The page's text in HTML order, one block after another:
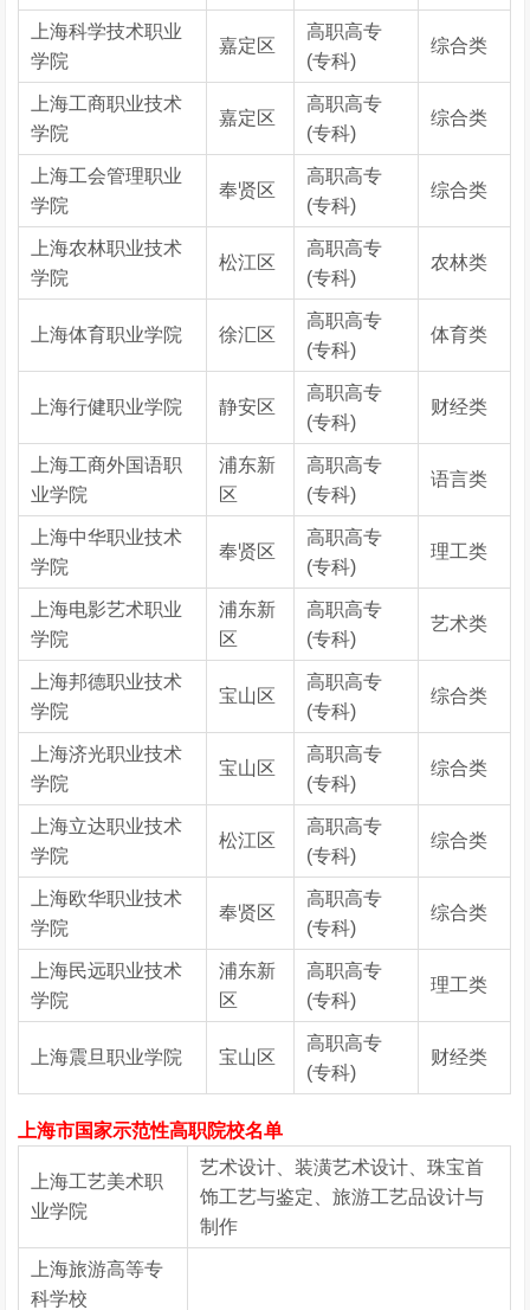
上海科学技术职业
学院
嘉定区
高职高专
(专科)
综合类
上海工商职业技术
学院
嘉定区
高职高专
(专科)
综合类
上海工会管理职业
学院
奉贤区
高职高专
(专科)
综合类
上海农林职业技术
学院
松江区
高职高专
(专科)
农林类
上海体育职业学院 徐汇区
高职高专
(专科)
体育类
上海行健职业学院 静安区
高职高专
(专科)
财经类
上海工商外国语职
业学院
浦东新
区
高职高专
(专科)
语言类
上海中华职业技术
学院
奉贤区
高职高专
(专科)
理工类
上海电影艺术职业
学院
浦东新
区
高职高专
(专科)
艺术类
上海邦德职业技术
学院
宝山区
高职高专
(专科)
综合类
上海济光职业技术
学院
宝山区
高职高专
(专科)
综合类
上海立达职业技术
学院
松江区
高职高专
(专科)
综合类
上海欧华职业技术
学院
奉贤区
高职高专
(专科)
综合类
上海民远职业技术
学院
浦东新
区
高职高专
(专科)
理工类
上海震旦职业学院 宝山区
高职高专
(专科)
财经类
上海市国家示范性高职院校名单
上海工艺美术职
业学院
艺术设计、装潢艺术设计、珠宝首
饰工艺与鉴定、旅游工艺品设计与
制作
上海旅游高等专
科学校